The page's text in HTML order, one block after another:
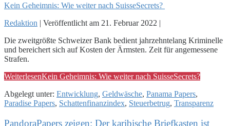
Kein Geheimnis: Wie weiter nach SuisseSecrets?
Redaktion | Veröffentlicht am 21. Februar 2022 |
Die zweitgrößte Schweizer Bank bedient jahrzehntelang Kriminelle
und bereichert sich auf Kosten der Ärmsten. Zeit für angemessene
Strafen.
WeiterlesenKein Geheimnis: Wie weiter nach SuisseSecrets?
Abgelegt unter: Entwicklung, Geldwäsche, Panama Papers,
Paradise Papers, Schattenfinanzindex, Steuerbetrug, Transparenz
PandoraPapers zeigen: Der karibische Briefkasten ist